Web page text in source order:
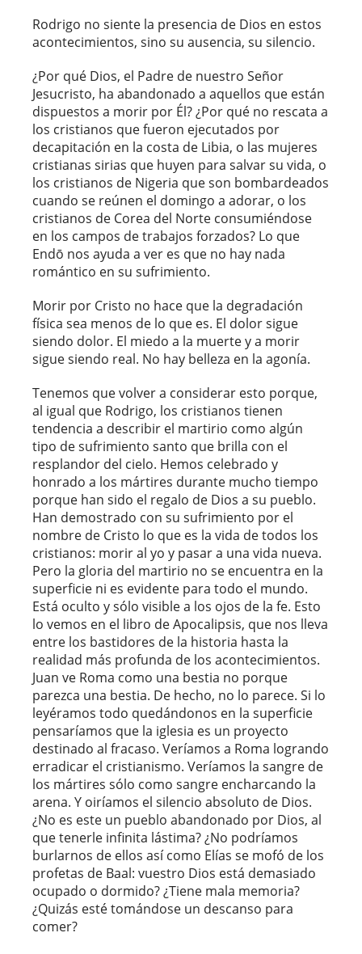
Rodrigo no siente la presencia de Dios en estos
acontecimientos, sino su ausencia, su silencio.
¿Por qué Dios, el Padre de nuestro Señor
Jesucristo, ha abandonado a aquellos que están
dispuestos a morir por Él? ¿Por qué no rescata a
los cristianos que fueron ejecutados por
decapitación en la costa de Libia, o las mujeres
cristianas sirias que huyen para salvar su vida, o
los cristianos de Nigeria que son bombardeados
cuando se reúnen el domingo a adorar, o los
cristianos de Corea del Norte consumiéndose
en los campos de trabajos forzados? Lo que
Endō nos ayuda a ver es que no hay nada
romántico en su sufrimiento.
Morir por Cristo no hace que la degradación
física sea menos de lo que es. El dolor sigue
siendo dolor. El miedo a la muerte y a morir
sigue siendo real. No hay belleza en la agonía.
Tenemos que volver a considerar esto porque,
al igual que Rodrigo, los cristianos tienen
tendencia a describir el martirio como algún
tipo de sufrimiento santo que brilla con el
resplandor del cielo. Hemos celebrado y
honrado a los mártires durante mucho tiempo
porque han sido el regalo de Dios a su pueblo.
Han demostrado con su sufrimiento por el
nombre de Cristo lo que es la vida de todos los
cristianos: morir al yo y pasar a una vida nueva.
Pero la gloria del martirio no se encuentra en la
superficie ni es evidente para todo el mundo.
Está oculto y sólo visible a los ojos de la fe. Esto
lo vemos en el libro de Apocalipsis, que nos lleva
entre los bastidores de la historia hasta la
realidad más profunda de los acontecimientos.
Juan ve Roma como una bestia no porque
parezca una bestia. De hecho, no lo parece. Si lo
leyéramos todo quedándonos en la superficie
pensaríamos que la iglesia es un proyecto
destinado al fracaso. Veríamos a Roma logrando
erradicar el cristianismo. Veríamos la sangre de
los mártires sólo como sangre encharcando la
arena. Y oiríamos el silencio absoluto de Dios.
¿No es este un pueblo abandonado por Dios, al
que tenerle infinita lástima? ¿No podríamos
burlarnos de ellos así como Elías se mofó de los
profetas de Baal: vuestro Dios está demasiado
ocupado o dormido? ¿Tiene mala memoria?
¿Quizás esté tomándose un descanso para
comer?